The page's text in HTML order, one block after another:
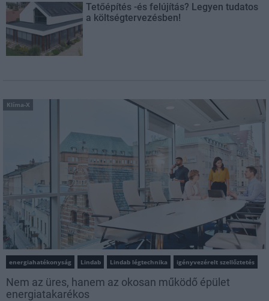
Tetőépítés -és felújítás? Legyen tudatos
a költségtervezésben!
Klíma-X
energiahatékonyság Lindab Lindab légtechnika igényvezérelt szellőztetés
Nem az üres, hanem az okosan működő épület
energiatakarékos